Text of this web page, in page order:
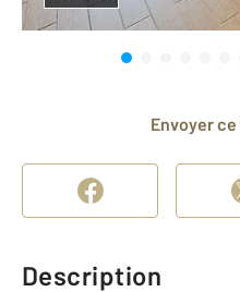
Envoyer
Description